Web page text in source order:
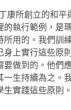
康所創立的和平
的執行範例，是
所用的。我們訓
身上實行這些原
要做到的。他們
一生持續為之。
實踐這些原則。